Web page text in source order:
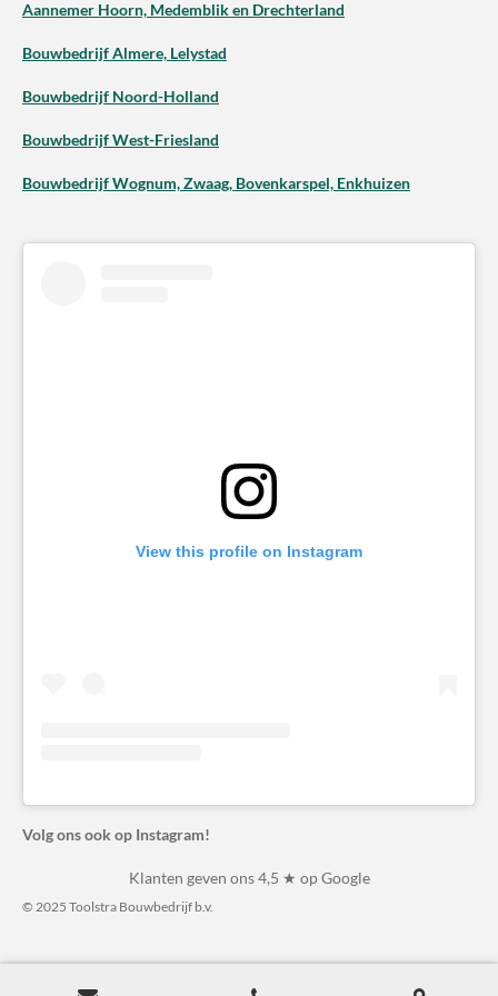
Aannemer Hoorn, Medemblik en Drechterland
Bouwbedrijf Almere, Lelystad
Bouwbedrijf Noord-Holland
Bouwbedrijf West-Friesland
Bouwbedrijf Wognum, Zwaag, Bovenkarspel, Enkhuizen
View this profile on Instagram
Volg ons ook op Instagram!
Klanten geven ons 4,5 ★ op Google
© 2025 Toolstra Bouwbedrijf b.v.